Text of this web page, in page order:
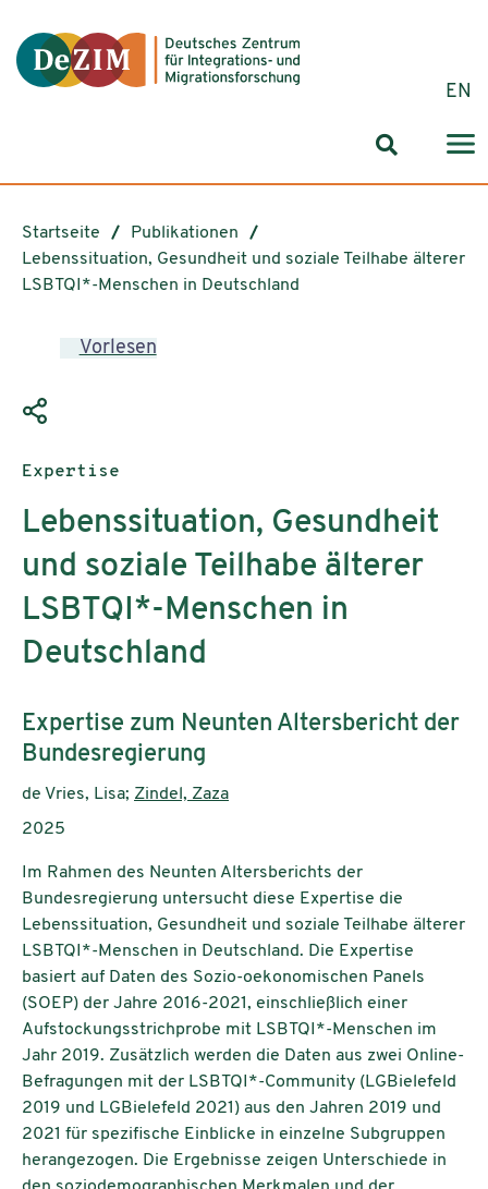
EN
Startseite
Publikationen
Lebenssituation, Gesundheit und soziale Teilhabe älterer
LSBTQI*-Menschen in Deutschland
Vorlesen
Publikationstyp:
Expertise
Lebenssituation, Gesundheit
und soziale Teilhabe älterer
LSBTQI*-Menschen in
Deutschland
Untertitel:
Expertise zum Neunten Altersbericht der
Bundesregierung
AutorInnen:
de Vries, Lisa; Zindel, Zaza
Publikationsjahr:
2025
Im Rahmen des Neunten Altersberichts der
Bundesregierung untersucht diese Expertise die
Lebenssituation, Gesundheit und soziale Teilhabe älterer
LSBTQI*-Menschen in Deutschland. Die Expertise
basiert auf Daten des Sozio-oekonomischen Panels
(SOEP) der Jahre 2016-2021, einschließlich einer
Aufstockungsstrichprobe mit LSBTQI*-Menschen im
Jahr 2019. Zusätzlich werden die Daten aus zwei Online-
Befragungen mit der LSBTQI*-Community (LGBielefeld
2019 und LGBielefeld 2021) aus den Jahren 2019 und
2021 für spezifische Einblicke in einzelne Subgruppen
herangezogen. Die Ergebnisse zeigen Unterschiede in